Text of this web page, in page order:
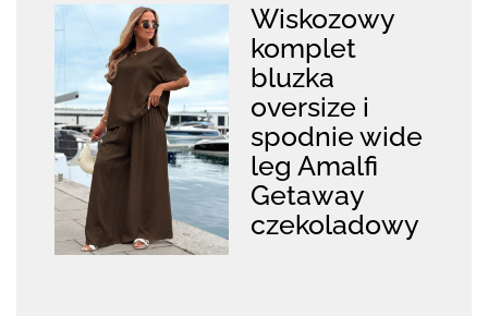
Wiskozowy
komplet
bluzka
oversize i
spodnie wide
leg Amalfi
Getaway
czekoladowy